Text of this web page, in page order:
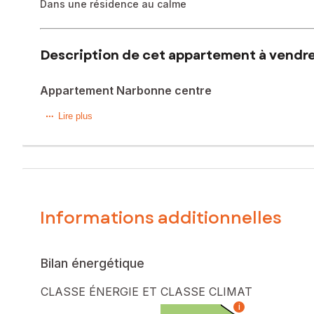
Dans une résidence au calme
Description de cet appartement à
Appartement Narbonne centre
A deux pas du centre ville historique Safti vous propose
aménagée de 6 m² afin de profiter de la douceur
d'eau de près de 5 m².
Idéal premier achat ou investissement locatif, cet
pas l'objet d'une procédure citée à l'article L. 721-1 du
Les informations sur les risques auxquels ce bien est
Lire plus
Informations additionnelles
Bilan énergétique
CLASSE ÉNERGIE ET CLASSE CLIMAT
i